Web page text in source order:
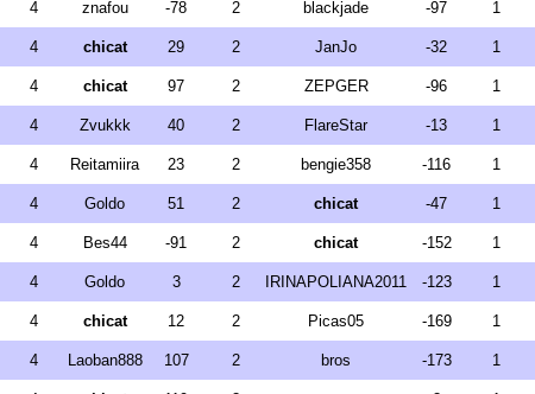
4 znafou -78 2 blackjade -97 1
4 chicat 29 2 JanJo -32 1
4 chicat 97 2 ZEPGER -96 1
4 Zvukkk 40 2 FlareStar -13 1
4 Reitamiira 23 2 bengie358 -116 1
4 Goldo 51 2 chicat -47 1
4 Bes44 -91 2 chicat -152 1
4 Goldo 3 2 IRINAPOLIANA2011 -123 1
4 chicat 12 2 Picas05 -169 1
4 Laoban888 107 2 bros -173 1